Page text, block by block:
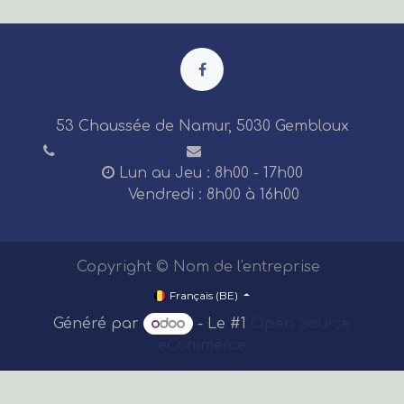
53 Chaussée de Namur, 5030 Gembloux
Lun au Jeu : 8h00 - 17h00
Vendredi : 8h00 à 16h00
Copyright © Nom de l'entreprise
Français (BE)
Généré par - Le #1 Open Source
eCommerce